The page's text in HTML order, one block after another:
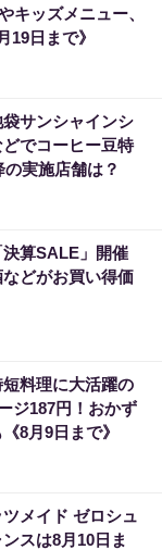
キッズメニュー、
19日まで》
袋サンシャインシ
でコーヒー豆特
実施店舗は？
決算SALE」開催
どがお買い得価
短料理に大活躍の
ジ187円！おかず
8月9日まで》
ツメイド ゼロシュ
スは8月10日ま